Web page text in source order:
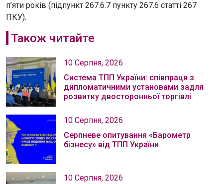
п’яти років (підпункт 267.6.7 пункту 267.6 статті 267
ПКУ).
Також читайте
10 Серпня, 2026
Система ТПП України: співпраця з
дипломатичними установами задля
розвитку двосторонньої торгівлі
10 Серпня, 2026
Серпневе опитування «Барометр
бізнесу» від ТПП України
10 Серпня, 2026